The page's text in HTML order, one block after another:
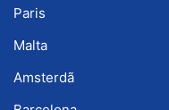
Paris
Malta
Amsterdã